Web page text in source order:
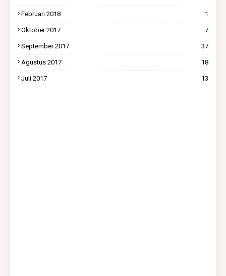
Februari 2018 1
Oktober 2017 7
September 2017 37
Agustus 2017 18
Juli 2017 13